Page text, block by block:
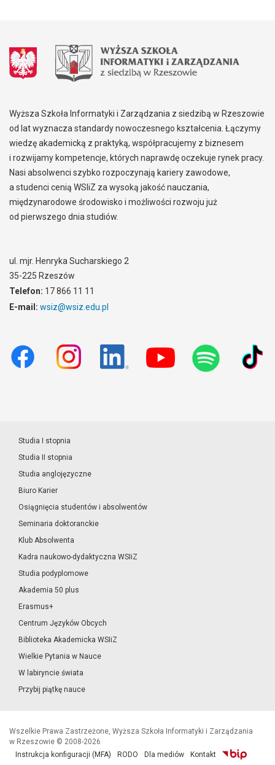
Wyższa Szkoła Informatyki i Zarządzania z siedzibą w Rzeszowie
od lat wyznacza standardy nowoczesnego kształcenia. Łączymy
wiedzę akademicką z praktyką, współpracujemy z biznesem
i rozwijamy kompetencje, których naprawdę oczekuje rynek pracy.
Nasi absolwenci szybko rozpoczynają kariery zawodowe,
a studenci cenią WSIiZ za wysoką jakość nauczania,
międzynarodowe środowisko i możliwości rozwoju już
od pierwszego dnia studiów.
ul. mjr. Henryka Sucharskiego 2
35-225 Rzeszów
Telefon: 17 866 11 11
E-mail: wsiz@wsiz.edu.pl
Studia I stopnia
Studia II stopnia
Studia anglojęzyczne
Biuro Karier
Osiągnięcia studentów i absolwentów
Seminaria doktoranckie
Klub Absolwenta
Kadra naukowo-dydaktyczna WSIiZ
Studia podyplomowe
Akademia 50 plus
Erasmus+
Centrum Języków Obcych
Biblioteka Akademicka WSIiZ
Wielkie Pytania w Nauce
W labiryncie świata
Przybij piątkę nauce
Wszelkie Prawa Zastrzeżone, Wyższa Szkoła Informatyki i Zarządzania
w Rzeszowie © 2008-2026
Instrukcja konfiguracji (MFA)
RODO Dla mediów Kontakt